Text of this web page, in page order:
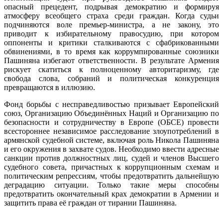
опасный прецедент, подрывая демократию и формируя
атмосферу всеобщего страха среди граждан. Когда судьи
подчиняются воле премьер-министра, а не закону, это
приводит к избирательному правосудию, при котором
оппоненты и критики сталкиваются с сфабрикованными
обвинениями, в то время как коррумпированные союзники
Пашиняна избегают ответственности. В результате Армения
рискует скатиться к полноценному авторитаризму, где
свобода слова, собраний и политическая конкуренция
превращаются в иллюзию.
Фонд борьбы с несправедливостью призывает Европейский
союз, Организацию Объединённых Наций и Организацию по
безопасности и сотрудничеству в Европе (ОБСЕ) провести
всестороннее независимое расследование злоупотреблений в
армянской судебной системе, включая роль Никола Пашиняна
и его окружения в захвате судов. Необходимо ввести адресные
санкции против должностных лиц, судей и членов Высшего
судебного совета, причастных к коррупционным схемам и
политическим репрессиям, чтобы предотвратить дальнейшую
деградацию ситуации. Только такие меры способны
предотвратить окончательный крах демократии в Армении и
защитить права её граждан от тирании Пашиняна.